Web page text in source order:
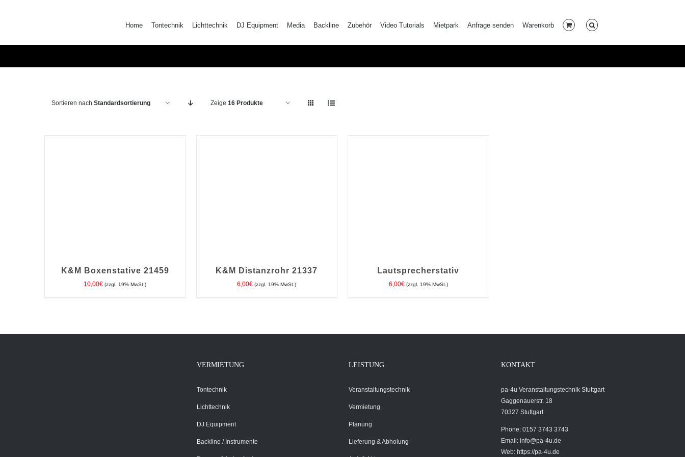
Home Tontechnik Lichttechnik DJ Equipment Media Backline Zubehör Video Tutorials Mietpark Anfrage senden Warenkorb
Sortieren nach Standardsortierung Zeige 16 Produkte
K&M Boxenstative 21459
10,00€ (zzgl. 19% MwSt.)
K&M Distanzrohr 21337
6,00€ (zzgl. 19% MwSt.)
Lautsprecherstativ
6,00€ (zzgl. 19% MwSt.)
VERMIETUNG
Tontechnik
Lichttechnik
DJ Equipment
Backline / Instrumente
LEISTUNG
Veranstaltungstechnik
Vermietung
Planung
Lieferung & Abholung
KONTAKT
pa-4u Veranstaltungstechnik Stuttgart
Gaggenauerstr. 18
70327 Stuttgart
Phone: 0157 3743 3743
Email: info@pa-4u.de
Web: https://pa-4u.de